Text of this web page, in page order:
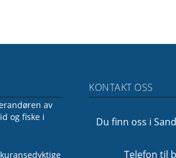
av
og fiske i
KONTAKT OSS
Du finn oss i
Telefon til